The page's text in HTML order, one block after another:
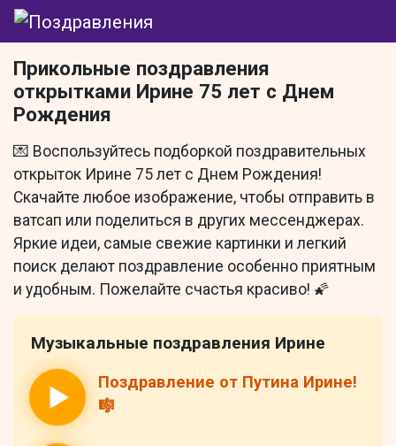
Прикольные поздравления
открытками Ирине 75 лет с Днем
Рождения
💌 Воспользуйтесь подборкой поздравительных
открыток Ирине 75 лет с Днем Рождения!
Скачайте любое изображение, чтобы отправить в
ватсап или поделиться в других мессенджерах.
Яркие идеи, самые свежие картинки и легкий
поиск делают поздравление особенно приятным
и удобным. Пожелайте счастья красиво! 🌠
Музыкальные поздравления Ирине
Поздравление от Путина Ирине!
🎼